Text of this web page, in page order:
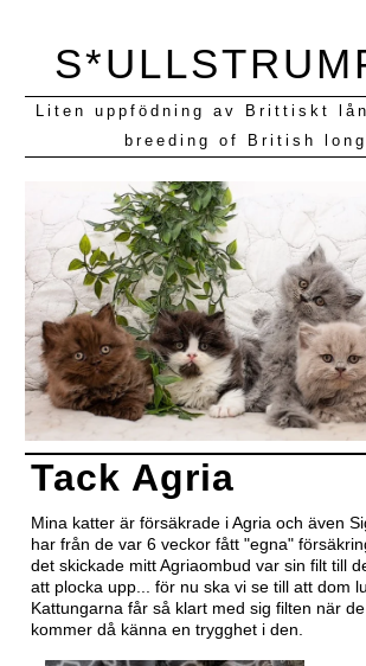
BLOGG
KULLAR VI HAFT
Liten uppfödning av Brittiskt
breeding of British
Tack Agria
Mina katter är försäkrade i Agria och även
har från de var 6 veckor fått "egna"
det skickade mitt Agriaombud var sin filt till
att plocka upp... för nu ska vi se till att dom
Kattungarna får så klart med sig filten när
kommer då känna en trygghet i den.